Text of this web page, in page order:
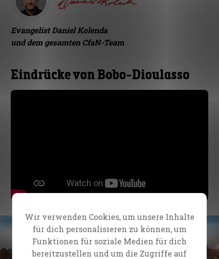
Evangelist Daniel Kolenda
und dem gesamten CfaN-Team
Eindrücke von Bobo-Dioulasso
Wir verwenden Cookies, um unsere Inhalte
für dich personalisieren zu können, um
Funktionen für soziale Medien für dich
bereitzustellen und um die Zugriffe auf